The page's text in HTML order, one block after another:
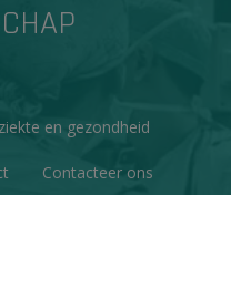
en gezondheid
Contacteer ons